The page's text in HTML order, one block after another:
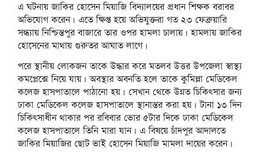
এ ঘটনায় জাকির হোসেন মিয়াজি বিদ্যালয়ের প্রধান শিক্ষক বরাবর
অভিযোগ করেন। এতে ক্ষিপ্ত হয়ে অভিযুক্তরা গত ২৩ ফেব্রুয়ারি
সন্ধ্যায় নিশ্চিন্তপুর বাজারে তার ওপর হামলা চালায়। হামলায় জাকির
হোসেনের মাথায় গুরুতর আঘাত লাগে।
পরে স্থানীয় লোকজন তাকে উদ্ধার করে মতলব উত্তর উপজেলা স্বাস্থ্য
কমপ্লেক্সে নিয়ে যায়। অবস্থার অবনতি হলে তাকে কুমিল্লা মেডিকেল
কলেজ হাসপাতালে পাঠানো হয়। সেখান থেকে উন্নত চিকিৎসার জন্য
ঢাকা মেডিকেল কলেজ হাসপাতালে স্থানান্তর করা হয়। টানা ১৩ দিন
চিকিৎসাধীন থাকার পর রবিবার ভোর ৫টার দিকে ঢাকা মেডিকেল
কলেজ হাসপাতালে তিনি মারা যান। এ বিষয়ে চাঁদপুর আদালতে
জাকির মিয়াজির ছোট ভাই হোসেন মিয়াজি মামলা দায়ের করেন।